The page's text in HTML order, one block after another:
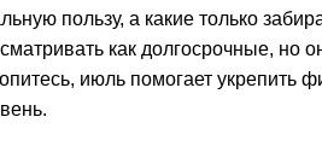
пользу, а какие только
как долгосрочные, но
июль помогает укрепить